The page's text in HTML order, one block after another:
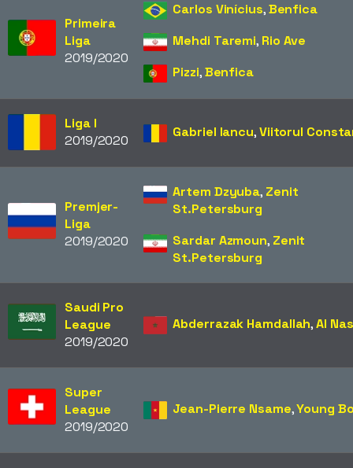
Primeira
Liga
2019/2020
Carlos Vinícius,Benfica
Mehdi Taremi, Rio Ave
Pizzi,Benfica
Liga I
2019/2020
Gabriel Iancu,Viitorul
Premjer-
Liga
2019/2020
Artem Dzyuba, Zenit
St.Petersburg
Sardar Azmoun, Zenit
St.Petersburg
Saudi Pro
League
2019/2020
Abderrazak Hamdallah,Al
Super
League
2019/2020
Jean-Pierre Nsame,Young